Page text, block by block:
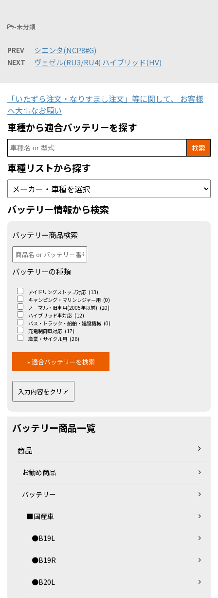
-未分類
PREV シエンタ(NCP8#G)
NEXT ヴェゼル(RU3/RU4) ハイブリッド(HV)
「いたずら注文・なりすまし注文」等に関して、 お客様
へ大事なお願い
車種から適合バッテリーを探す
Search
for:
車種リストから探す
バッテリー情報から検索
バッテリー商品検索
バッテリーの種類
アイドリングストップ対応 (13)
キャンピング・マリンレジャー用 (0)
ノーマル・旧車用(2005年以前) (20)
ハイブリッド車対応 (12)
バス・トラック・船舶・建設機械 (0)
充電制御車対応 (17)
産業・サイクル用 (26)
バッテリー商品一覧
商品
お勧め商品
バッテリー
■国産車
●B19L
●B19R
●B20L